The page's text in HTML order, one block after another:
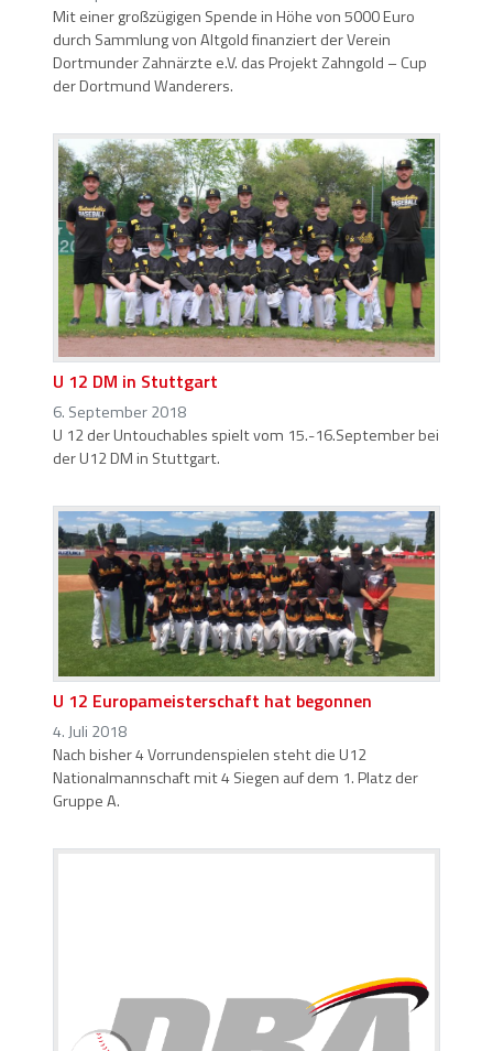
Mit einer großzügigen Spende in Höhe von 5000 Euro
durch Sammlung von Altgold finanziert der Verein
Dortmunder Zahnärzte e.V. das Projekt Zahngold – Cup
der Dortmund Wanderers.
U 12 DM in Stuttgart
6. September 2018
U 12 der Untouchables spielt vom 15.-16.September bei
der U12 DM in Stuttgart.
U 12 Europameisterschaft hat begonnen
4. Juli 2018
Nach bisher 4 Vorrundenspielen steht die U12
Nationalmannschaft mit 4 Siegen auf dem 1. Platz der
Gruppe A.